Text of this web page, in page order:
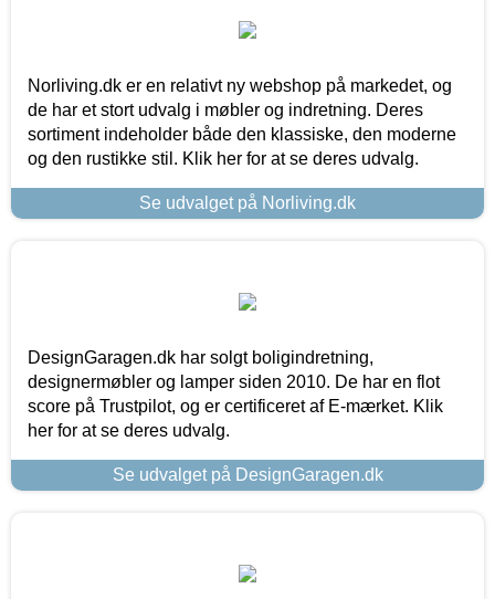
Norliving.dk er en relativt ny webshop på markedet, og
de har et stort udvalg i møbler og indretning. Deres
sortiment indeholder både den klassiske, den moderne
og den rustikke stil. Klik her for at se deres udvalg.
Se udvalget på Norliving.dk
DesignGaragen.dk har solgt boligindretning,
designermøbler og lamper siden 2010. De har en flot
score på Trustpilot, og er certificeret af E-mærket. Klik
her for at se deres udvalg.
Se udvalget på DesignGaragen.dk